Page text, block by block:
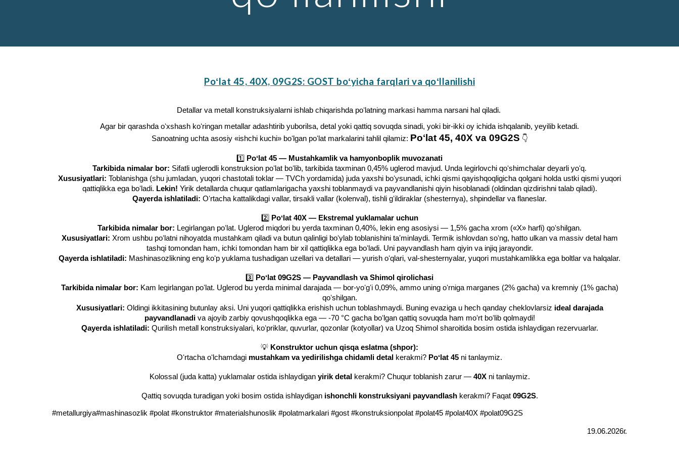
Poʻlat 45, 40X, 09G2S: GOST boʻyicha farqlari va qoʻllanilishi
Detallar va metall konstruksiyalarni ishlab chiqarishda poʻlatning markasi hamma narsani hal qiladi.
Agar bir qarashda oʻxshash koʻringan metallar adashtirib yuborilsa, detal yoki qattiq sovuqda sinadi, yoki bir-ikki oy ichida ishqalanib, yeyilib ketadi.
Sanoatning uchta asosiy «ishchi kuchi» boʻlgan poʻlat markalarini tahlil qilamiz: Poʻlat 45, 40X va 09G2S 👇
1️⃣ Poʻlat 45 — Mustahkamlik va hamyonboplik muvozanati
Tarkibida nimalar bor: Sifatli uglerodli konstruksion poʻlat boʻlib, tarkibida taxminan 0,45% uglerod mavjud. Unda legirlovchi qoʻshimchalar deyarli yoʻq.
Xususiyatlari: Toblanishga (shu jumladan, yuqori chastotali toklar — TVCh yordamida) juda yaxshi boʻysunadi, ichki qismi qayishqoqligicha qolgani holda ustki qismi yuqori
qattiqlikka ega boʻladi. Lekin! Yirik detallarda chuqur qatlamlarigacha yaxshi toblanmaydi va payvandlanishi qiyin hisoblanadi (oldindan qizdirishni talab qiladi).
Qayerda ishlatiladi: Oʻrtacha kattalikdagi vallar, tirsakli vallar (kolenval), tishli gʻildiraklar (shesternya), shpindellar va flaneslar.
2️⃣ Poʻlat 40X — Ekstremal yuklamalar uchun
Tarkibida nimalar bor: Legirlangan poʻlat. Uglerod miqdori bu yerda taxminan 0,40%, lekin eng asosiysi — 1,5% gacha xrom («X» harfi) qoʻshilgan.
Xususiyatlari: Xrom ushbu poʻlatni nihoyatda mustahkam qiladi va butun qalinligi boʻylab toblanishini taʼminlaydi. Termik ishlovdan soʻng, hatto ulkan va massiv detal ham
tashqi tomondan ham, ichki tomondan ham bir xil qattiqlikka ega boʻladi. Uni payvandlash ham qiyin va injiq jarayondir.
Qayerda ishlatiladi: Mashinasozlikning eng koʻp yuklama tushadigan uzellari va detallari — yurish oʻqlari, val-shesternyalar, yuqori mustahkamlikka ega boltlar va halqalar.
3️⃣ Poʻlat 09G2S — Payvandlash va Shimol qirolichasi
Tarkibida nimalar bor: Kam legirlangan poʻlat. Uglerod bu yerda minimal darajada — bor-yoʻgʻi 0,09%, ammo uning oʻrniga marganes (2% gacha) va kremniy (1% gacha)
qoʻshilgan.
Xususiyatlari: Oldingi ikkitasining butunlay aksi. Uni yuqori qattiqlikka erishish uchun toblashmaydi. Buning evaziga u hech qanday cheklovlarsiz ideal darajada
payvandlanadiva ajoyib zarbiy qovushqoqlikka ega — -70 °C gacha boʻlgan qattiq sovuqda ham moʻrt boʻlib qolmaydi!
Qayerda ishlatiladi: Qurilish metall konstruksiyalari, koʻpriklar, quvurlar, qozonlar (kotyollar) va Uzoq Shimol sharoitida bosim ostida ishlaydigan rezervuarlar.
💡 Konstruktor uchun qisqa eslatma (shpor):
Oʻrtacha oʻlchamdagi mustahkam va yedirilishga chidamli detal kerakmi? Poʻlat 45 ni tanlaymiz.
Kolossal (juda katta) yuklamalar ostida ishlaydigan yirik detal kerakmi? Chuqur toblanish zarur — 40Xni tanlaymiz.
Qattiq sovuqda turadigan yoki bosim ostida ishlaydigan ishonchli konstruksiyani payvandlashkerakmi? Faqat 09G2S.
#metallurgiya#mashinasozlik #polat #konstruktor #materialshunoslik #polatmarkalari #gost #konstruksionpolat #polat45 #polat40X #polat09G2S
19.06.2026г.